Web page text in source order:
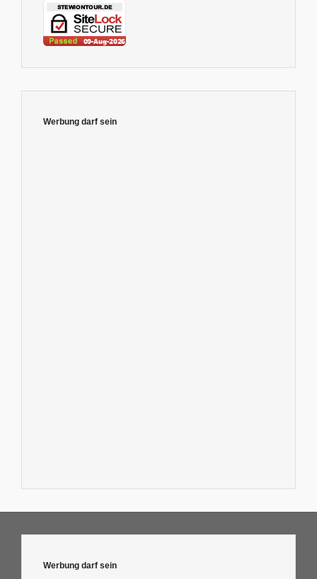
Werbung darf sein
Werbung darf sein